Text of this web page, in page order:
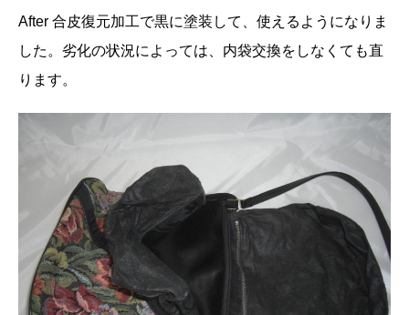
After 合皮復元加工で黒に塗装して、使えるようになりま
した。劣化の状況によっては、内袋交換をしなくても直
ります。